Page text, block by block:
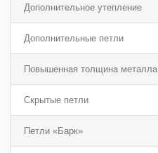
Дополнительное утепление
Дополнительные петли
Повышенная толщина металла
Скрытые петли
Петли «Барк»